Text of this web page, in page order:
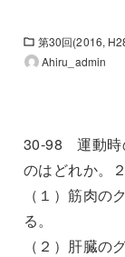
第30回(2016,
Ahiru_admin
30-98 運動時
のはどれか。
（１）筋肉
る。
（２）肝臓